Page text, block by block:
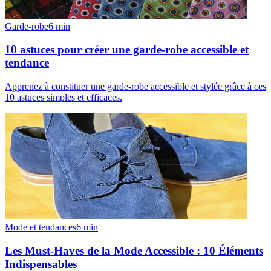
Garde-robe6 min
10 astuces pour créer une garde-robe accessible et
tendance
Apprenez à constituer une garde-robe accessible et stylée grâce à ces
10 astuces simples et efficaces.
Mode et tendances6 min
Les Must-Haves de la Mode Accessible : 10 Éléments
Indispensables